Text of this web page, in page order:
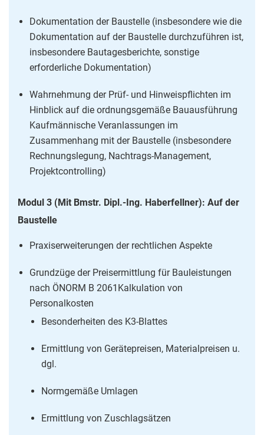
Dokumentation der Baustelle (insbesondere wie die
Dokumentation auf der Baustelle durchzuführen ist,
insbesondere Bautagesberichte, sonstige
erforderliche Dokumentation)
Wahrnehmung der Prüf- und Hinweispflichten im
Hinblick auf die ordnungsgemäße Bauausführung
Kaufmännische Veranlassungen im
Zusammenhang mit der Baustelle (insbesondere
Rechnungslegung, Nachtrags-Management,
Projektcontrolling)
Modul 3 (Mit Bmstr. Dipl.-Ing. Haberfellner): Auf der
Baustelle
Praxiserweiterungen der rechtlichen Aspekte
Grundzüge der Preisermittlung für Bauleistungen
nach ÖNORM B 2061Kalkulation von
Personalkosten
Besonderheiten des K3-Blattes
Ermittlung von Gerätepreisen, Materialpreisen u.
dgl.
Normgemäße Umlagen
Ermittlung von Zuschlagsätzen